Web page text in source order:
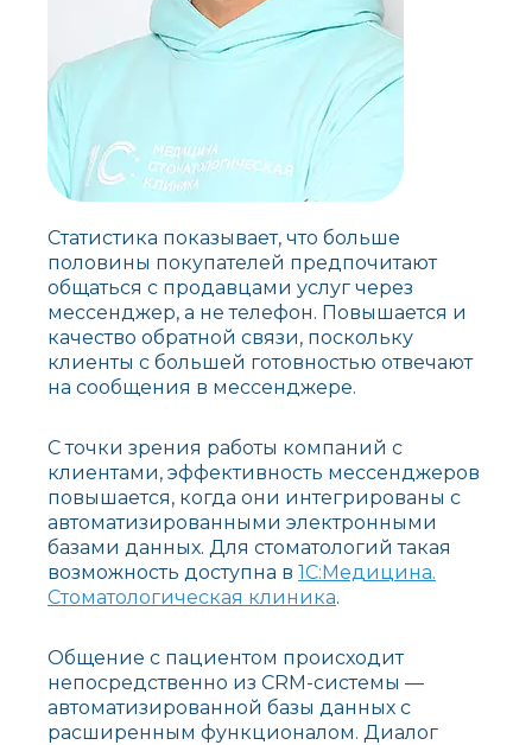
Статистика показывает, что больше
половины покупателей предпочитают
общаться с продавцами услуг через
мессенджер, а не телефон. Повышается и
качество обратной связи, поскольку
клиенты с большей готовностью отвечают
на сообщения в мессенджере.
С точки зрения работы компаний с
клиентами, эффективность мессенджеров
повышается, когда они интегрированы с
автоматизированными электронными
базами данных. Для стоматологий такая
возможность доступна в 1С:Медицина.
Стоматологическая клиника.
Общение с пациентом происходит
непосредственно из CRM-системы —
автоматизированной базы данных с
расширенным функционалом. Диалог